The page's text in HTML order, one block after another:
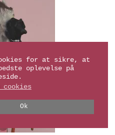
for at sikre, at
oplevelse på
cookies
Ok